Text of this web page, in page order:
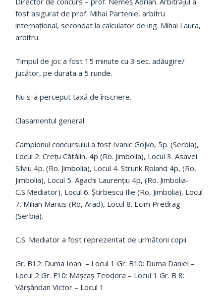
fost asigurat de prof. Mihai Partenie, arbitru
internațional, secondat la calculator de ing. Mihai Laura,
arbitru.
Timpul de joc a fost 15 minute cu 3 sec. adăugire/
jucător, pe durata a 5 runde.
Nu s-a perceput taxă de înscriere.
Clasamentul general:
Campionul concursului a fost Ivanic Gojko, 5p. (Serbia),
Locul 2. Crețu Cătălin, 4p (Ro. Jimbolia), Locul 3. Asavei
Silviu 4p. (Ro. Jimbolia), Locul 4. Strunk Roland 4p, (Ro,
Jimbolia), Locul 5. Agachi Laurențiu 4p, (Ro. Jimbolia-
C.S.Mediator), Locul 6. Știrbescu Ilie (Ro, Jimbolia), Locul
7. Milian Marius (Ro, Arad), Locul 8. Ecim Predrag
(Serbia).
C.S. Mediator a fost reprezentat de următorii copii:
Gr. B12: Duma Ioan – Locul 1 Gr. B10: Duma Daniel –
Locul 2 Gr. F10: Mașcaș Teodora – Locul 1 Gr. B 8:
Vărșăndan Victor – Locul 1